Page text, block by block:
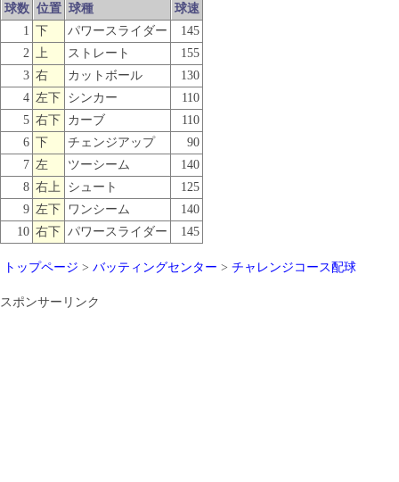
球数 位置 球種
球速
1
下 パワースライダー
145
2
上 ストレート
155
3 右 カットボール
130
4 左下 シンカー
110
5 右下 カーブ
110
6 下 チェンジアップ
90
7 左 ツーシーム
140
8 右上 シュート
125
9 左下 ワンシーム
140
10 右下 パワースライダー 145
トップページ > バッティングセンター > チャレンジコース配球
スポンサーリンク